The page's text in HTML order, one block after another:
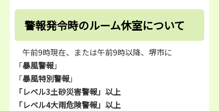
警報発令時のルーム休室について
午前9時現在、または午前9時以降、堺市に
「暴風警報」
「暴風特別警報」
「レベル3土砂災害警報」以上
「レベル4大雨危険警報」以上